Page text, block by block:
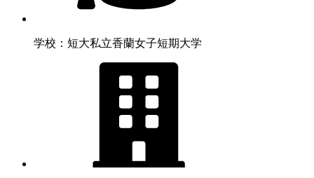
学校：短大私立香蘭女子短期大学